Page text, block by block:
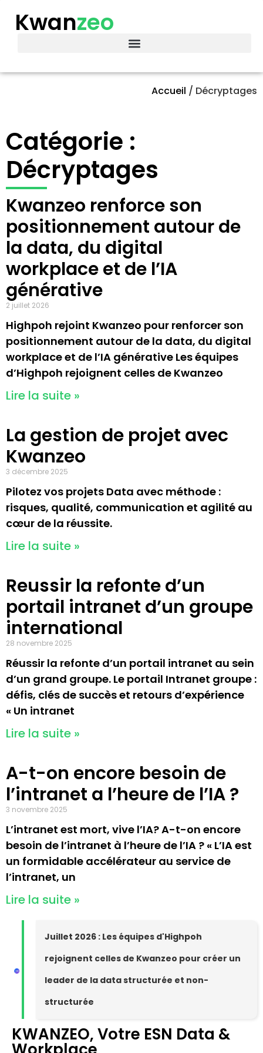
Kwanzeo
Accueil / Décryptages
Catégorie :
Décryptages
Kwanzeo renforce son
positionnement autour de
la data, du digital
workplace et de l’IA
générative
2 juillet 2026
Highpoh rejoint Kwanzeo pour renforcer son
positionnement autour de la data, du digital
workplace et de l’IA générative Les équipes
d’Highpoh rejoignent celles de Kwanzeo
Lire la suite »
La gestion de projet avec
Kwanzeo
3 décembre 2025
Pilotez vos projets Data avec méthode :
risques, qualité, communication et agilité au
cœur de la réussite.
Lire la suite »
Reussir la refonte d’un
portail intranet d’un groupe
international
28 novembre 2025
Réussir la refonte d’un portail intranet au sein
d’un grand groupe. Le portail Intranet groupe :
défis, clés de succès et retours d’expérience
« Un intranet
Lire la suite »
A-t-on encore besoin de
l’intranet a l’heure de l’IA ?
3 novembre 2025
L’intranet est mort, vive l’IA? A-t-on encore
besoin de l’intranet à l’heure de l’IA ? « L’IA est
un formidable accélérateur au service de
l’intranet, un
Lire la suite »
Juillet 2026 : Les équipes d'Highpoh
rejoignent celles de Kwanzeo pour créer un
leader de la data structurée et non-
structurée
KWANZEO, Votre ESN Data &